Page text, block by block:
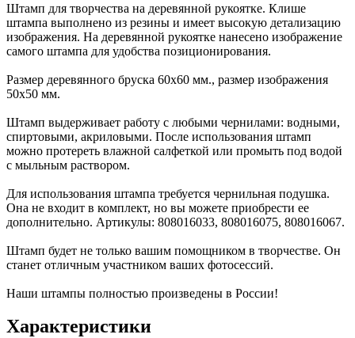
Штамп для творчества на деревянной рукоятке. Клише
штампа выполнено из резины и имеет высокую детализацию
изображения. На деревянной рукоятке нанесено изображение
самого штампа для удобства позиционирования.
Размер деревянного бруска 60х60 мм., размер изображения
50х50 мм.
Штамп выдерживает работу с любыми чернилами: водными,
спиртовыми, акриловыми. После использования штамп
можно протереть влажной салфеткой или промыть под водой
с мыльным раствором.
Для использования штампа требуется чернильная подушка.
Она не входит в комплект, но вы можете приобрести ее
дополнительно. Артикулы: 808016033, 808016075, 808016067.
Штамп будет не только вашим помощником в творчестве. Он
станет отличным участником ваших фотосессий.
Наши штампы полностью произведены в России!
Характеристики